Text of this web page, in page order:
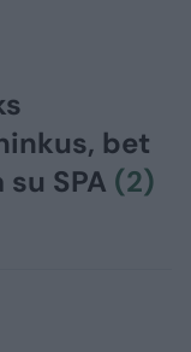
bet
SPA (2)